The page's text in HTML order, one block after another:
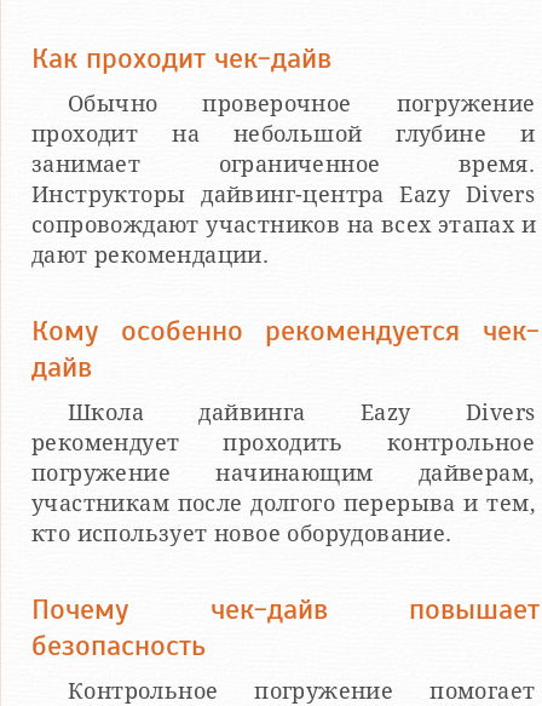
Как проходит чек-дайв
Обычно проверочное погружение
проходит на небольшой глубине и
занимает ограниченное время.
Инструкторы дайвинг-центра Eazy Divers
сопровождают участников на всех этапах и
дают рекомендации.
Кому особенно рекомендуется чек-
дайв
Школа дайвинга Eazy Divers
рекомендует проходить контрольное
погружение начинающим дайверам,
участникам после долгого перерыва и тем,
кто использует новое оборудование.
Почему чек-дайв повышает
безопасность
Контрольное погружение помогает